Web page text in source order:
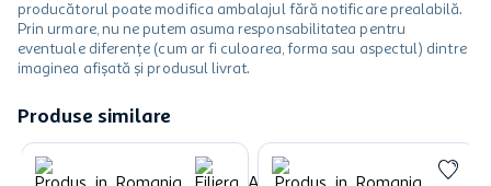
producătorul poate modifica ambalajul fără notificare prealabilă.
Prin urmare, nu ne putem asuma responsabilitatea pentru
eventuale diferențe (cum ar fi culoarea, forma sau aspectul) dintre
imaginea afișată și produsul livrat.
Produse similare